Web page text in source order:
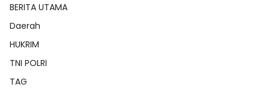
BERITA UTAMA
Daerah
HUKRIM
TNI POLRI
TAG